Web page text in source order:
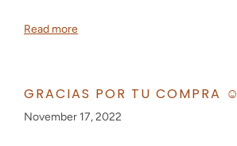
Read more
GRACIAS POR TU COMPRA ☺️
November 17, 2022